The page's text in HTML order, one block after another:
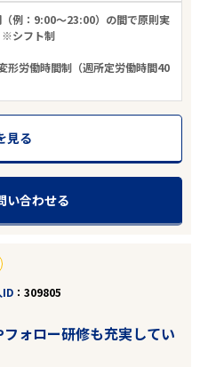
例：9:00～23:00）の間で原則実
シフト制
形労働時間制（週所定労働時間40
見る
い合わせる
ID 309805
ォロー研修も充実してい